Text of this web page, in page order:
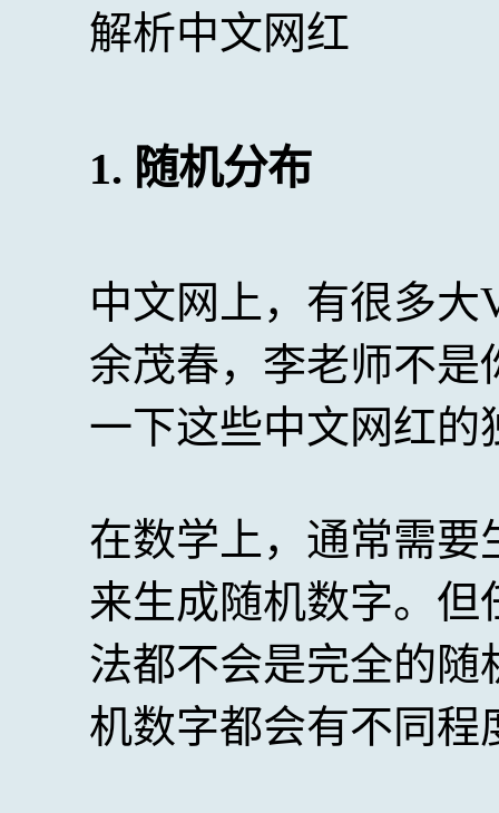
解析中文网红
1. 随机分布
中文网上，有很多
余茂春，李老师不
一下这些中文网红的
在数学上，通常需
来生成随机数字。
法都不会是完全的
机数字都会有不同程